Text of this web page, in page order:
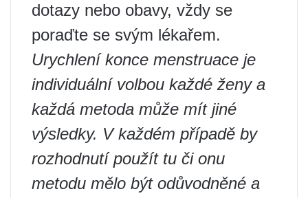
dotazy nebo obavy, vždy se
poraďte se svým lékařem.
Urychlení konce menstruace je
individuální volbou každé ženy a
každá metoda může mít jiné
výsledky. V každém případě by
rozhodnutí použít tu či onu
metodu mělo být odůvodněné a